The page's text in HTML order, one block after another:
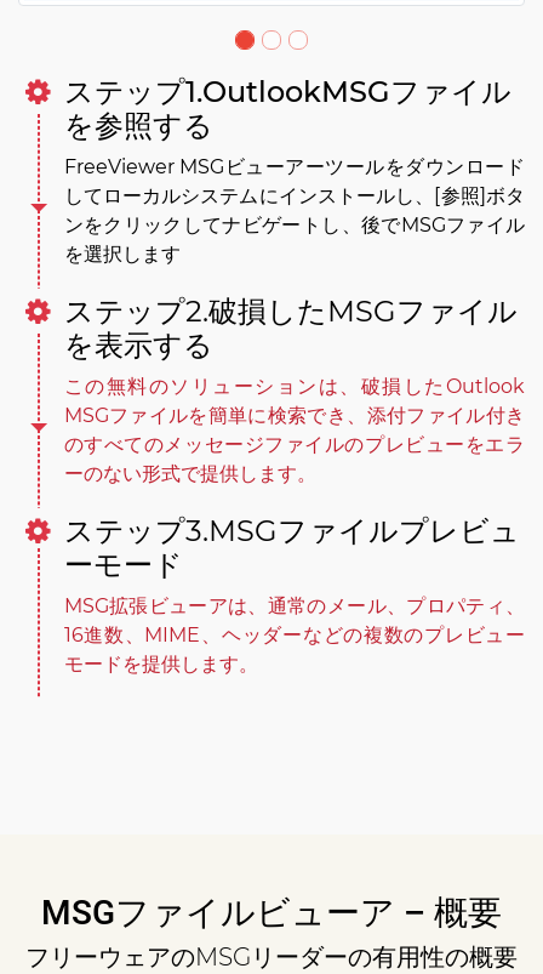
ステップ1.OutlookMSGファイル
を参照する
FreeViewer MSGビューアーツールをダウンロード
してローカルシステムにインストールし、[参照]ボタ
ンをクリックしてナビゲートし、後でMSGファイル
を選択します
ステップ2.破損したMSGファイル
を表示する
この無料のソリューションは、破損したOutlook
MSGファイルを簡単に検索でき、添付ファイル付き
のすべてのメッセージファイルのプレビューをエラ
ーのない形式で提供します。
ステップ3.MSGファイルプレビュ
ーモード
MSG拡張ビューアは、通常のメール、プロパティ、
16進数、MIME、ヘッダーなどの複数のプレビュー
モードを提供します。
MSGファイルビューア – 概要
フリーウェアのMSGリーダーの有用性の概要